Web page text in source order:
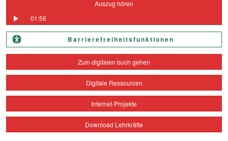
Auszug hören
01:56
Barrierefreiheitsfunktionen
Zum digitalen buch gehen
Digitale Ressourcen
Internet-Projekte
Download Lehrkräfte